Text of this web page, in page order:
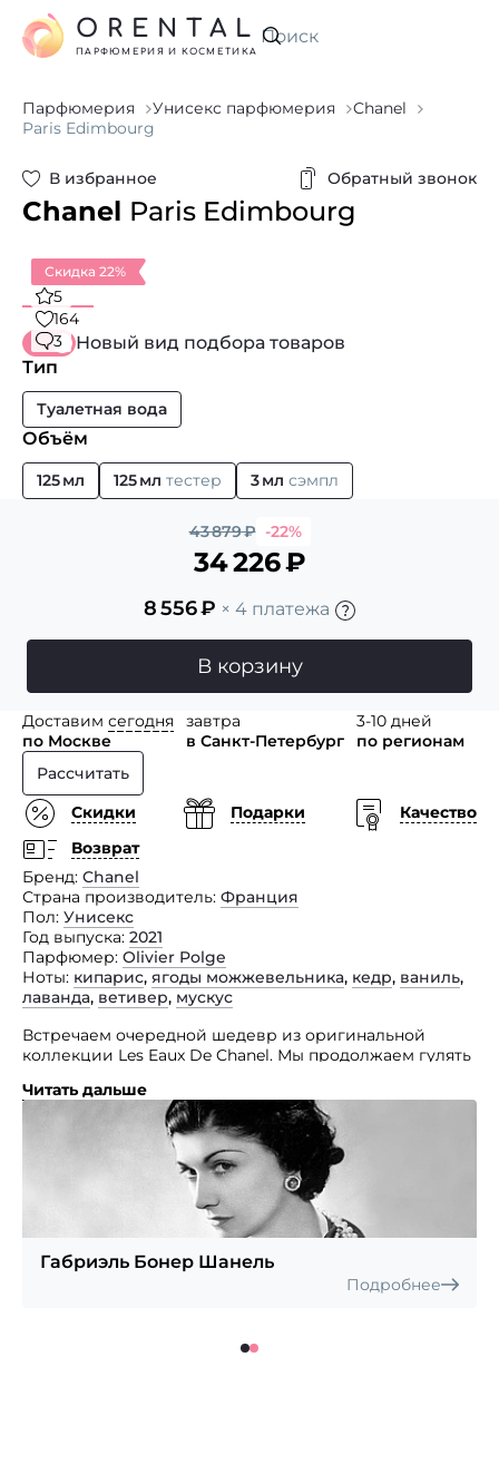
Искать
ORENTAL
ПАРФЮМЕРИЯ И КОСМЕТИКА
Парфюмерия Унисекс парфюмерия
Chanel
Paris Edimbourg
В избранное Обратный звонок
Chanel Paris Edimbourg
Скидка 22%
5
164
3
Новый вид подбора товаров
Тип
Туалетная вода
Объём
125 мл 125 мл тестер 3 мл сэмпл
43 879₽ -22%
34 226₽
8 556₽ × 4 платежа
В корзину
Доставим сегодня
по Москве
завтра
в Санкт-Петербург
3-10 дней
по регионам
Рассчитать
Скидки
Подарки
Качество
Возврат
Бренд Chanel
Страна производитель Франция
Пол Унисекс
Год выпуска 2021
Парфюмер Olivier Polge
Ноты кипарис, ягоды можжевельника, кедр, ваниль,
лаванда, ветивер, мускус
Встречаем очередной шедевр из оригинальной
коллекции Les Eaux De Chanel. Мы продолжаем гулять
Вместе с красивым и утонченным древесным
Chanel Paris-Edimbourg , мы также, как и она,
открываем для себя неповторимую Шотландию.
Когда-то давно основательницу бренда связывала
с этой страной нежная любовь с герцогом
Вестминстерским, вместе с ним она познала
и секреты поведения, традиции и манеры
благородной знати. Создатель аромата французский
парфюмер Olivier Polge.
Читать дальше
Габриэль Бонер Шанель
Подробнее